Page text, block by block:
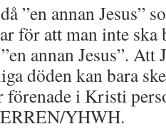
”en annan Jesus”
för att man inte
annan Jesus”. Att
döden kan bara
förenade i Kristi
YHWH.